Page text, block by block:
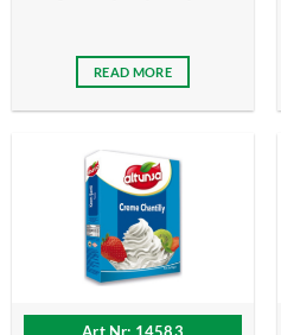
READ MORE